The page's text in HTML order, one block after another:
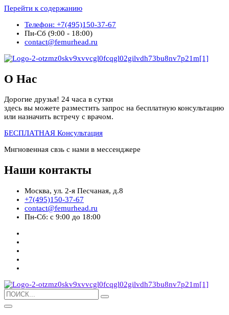
Перейти к содержанию
Телефон: +7(495)150-37-67
Пн-Сб (9:00 - 18:00)
contact@femurhead.ru
О Нас
Дорогие друзья! 24 часа в сутки
здесь вы можете разместить запрос на бесплатную консультацию
или назначить встречу с врачом.
БЕСПЛАТНАЯ Консультация
Мнгновенная свзь с нами в мессенджере
Наши контакты
Москва, ул. 2-я Песчаная, д.8
+7(495)150-37-67
contact@femurhead.ru
Пн-Сб: с 9:00 до 18:00